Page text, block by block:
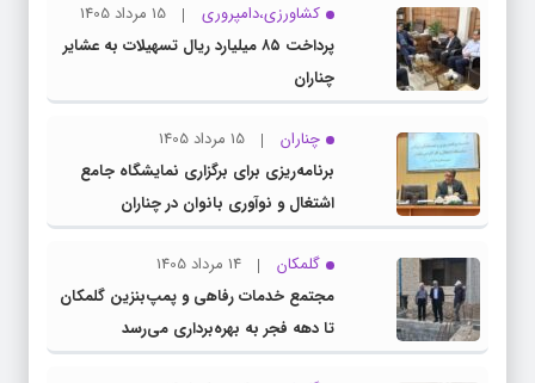
کشاورزی،دامپروری
15 مرداد 1405
پرداخت ۸۵ میلیارد ریال تسهیلات به عشایر
چناران
چناران
15 مرداد 1405
برنامه‌ریزی برای برگزاری نمایشگاه جامع
اشتغال و نوآوری بانوان در چناران
گلمکان
14 مرداد 1405
مجتمع خدمات رفاهی و پمپ‌بنزین گلمکان
تا دهه فجر به بهره‌برداری می‌رسد